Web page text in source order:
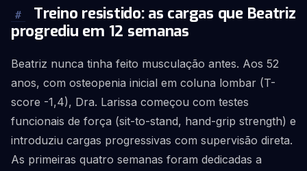
#
Treino resistido: as cargas que Beatriz
progrediu em 12 semanas
Beatriz nunca tinha feito musculação antes. Aos 52
anos, com osteopenia inicial em coluna lombar (T-
score -1,4), Dra. Larissa começou com testes
funcionais de força (sit-to-stand, hand-grip strength) e
introduziu cargas progressivas com supervisão direta.
As primeiras quatro semanas foram dedicadas a